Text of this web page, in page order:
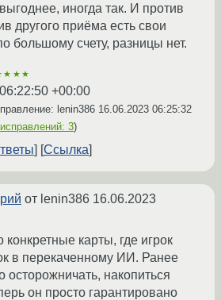
иногда так. И против
другого приёма есть свои
большому счету, разницы нет.
+00:00
lenin386 16.06.2023 06:25:32
исправлений: 3)
Ссылка
от lenin386 16.06.2023
конкретные карты, где игрок
в перекаченному ИИ. Ранее
накопиться
он просто гарантировано